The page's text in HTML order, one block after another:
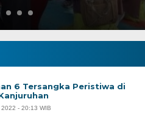
6 Tersangka Peristiwa di
- 20:13 WIB